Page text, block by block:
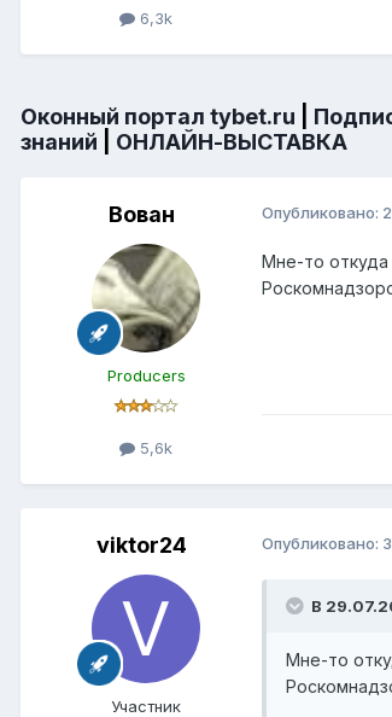
6,3k
Оконный портал tybet.ru
знаний
ОНЛАЙН-ВЫСТАВКА
Вован
Producers
5,6k
Опубликовано:
Мне-то откуда
viktor24
Участник
Опубликовано:
В
Мне-то